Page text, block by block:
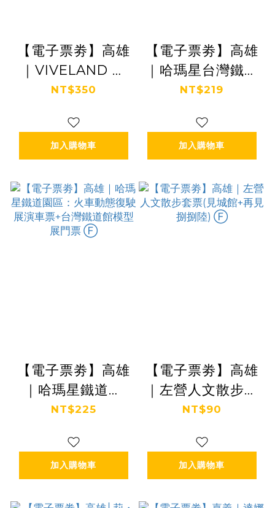
【電子票劵】高雄
｜VIVELAND 虛
擬實境樂園 VR 體
球/機甲戰士) Ⓕ
NT$350
加入購物車
【電子票劵】高雄
｜哈瑪星台灣鐵道
館一票玩到底 單
NT$219
加入購物車
【電子票劵】高雄
｜哈瑪星鐵道園
區：火車動態復駛
道館模型展門票
Ⓕ
NT$225
加入購物車
【電子票劵】高雄
｜左營人文散步套
票(見城館+再見捌
NT$90
加入購物車